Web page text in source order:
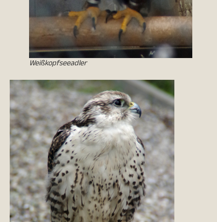
Weißkopfseeadler